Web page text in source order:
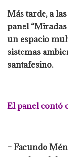
Más tarde, a
panel
un espacio
sistemas
santafesino.
El panel contó
– Facundo